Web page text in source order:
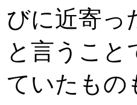
びに近寄っ
と言うこと
ていたもの